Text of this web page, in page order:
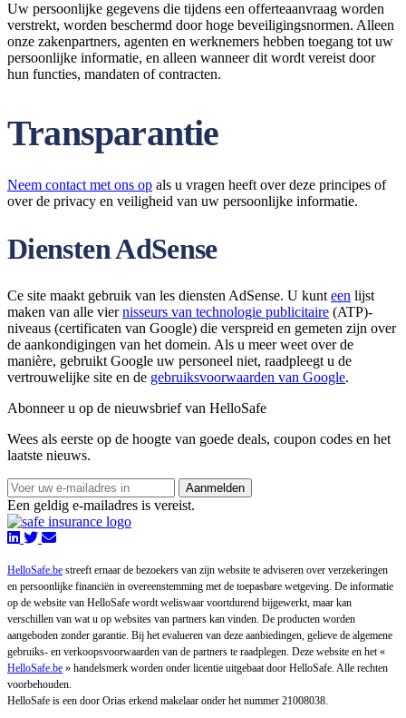
Uw persoonlijke gegevens die tijdens een offerteaanvraag worden
verstrekt, worden beschermd door hoge beveiligingsnormen. Alleen
onze zakenpartners, agenten en werknemers hebben toegang tot uw
persoonlijke informatie, en alleen wanneer dit wordt vereist door
hun functies, mandaten of contracten.
Transparantie
Neem contact met ons op als u vragen heeft over deze principes of
over de privacy en veiligheid van uw persoonlijke informatie.
Diensten AdSense
Ce site maakt gebruik van les diensten AdSense. U kunt een lijst
maken van alle viernisseurs van technologie publicitaire (ATP)-
niveaus (certificaten van Google) die verspreid en gemeten zijn over
de aankondigingen van het domein. Als u meer weet over de
manière, gebruikt Google uw personeel niet, raadpleegt u de
vertrouwelijke site en de gebruiksvoorwaarden van Google.
Abonneer u op de nieuwsbrief van HelloSafe
Wees als eerste op de hoogte van goede deals, coupon codes en het
laatste nieuws.
Aanmelden
Een geldig e-mailadres is vereist.
HelloSafe.be streeft ernaar de bezoekers van zijn website te adviseren over verzekeringen
en persoonlijke financiën in overeenstemming met de toepasbare wetgeving. De informatie
op de website van HelloSafe wordt weliswaar voortdurend bijgewerkt, maar kan
verschillen van wat u op websites van partners kan vinden. De producten worden
aangeboden zonder garantie. Bij het evalueren van deze aanbiedingen, gelieve de algemene
gebruiks- en verkoopsvoorwaarden van de partners te raadplegen. Deze website en het «
HelloSafe.be » handelsmerk worden onder licentie uitgebaat door HelloSafe. Alle rechten
voorbehouden.
HelloSafe is een door Orias erkend makelaar onder het nummer 21008038.